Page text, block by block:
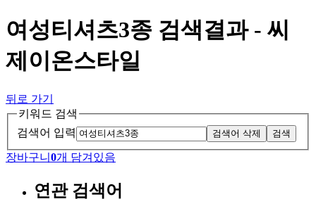
여성티셔츠3종 검색결과 - 씨
제이온스타일
뒤로 가기
키워드 검색
검색어 입력
검색어 삭제 검색
장바구니 0개 담겨있음
연관 검색어